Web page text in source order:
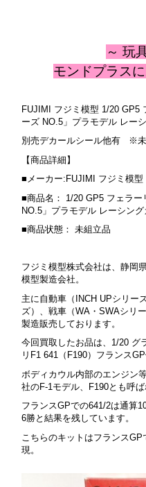
～ 玩
モンドプラス
FUJIMI フジミ模型 1/20 GP5
ーズ NO.5」プラモデル レー
別売デカールシール他有
※未
【商品詳細】
■メーカー:FUJIMI フジミ模型
■商品名： 1/20 GP5 フェラ
NO.5」プラモデル レーシング
■商品状態： 未組立品
フジミ模型株式会社は、静岡
模型製造会社。
主に自動車（INCH UPシリー
ズ）、戦車（WA・SWAシリ
製造販売しております。
今回買取したお品は、1/20 グ
リF1 641（F190）フランスGP
ボディカウル内部のエンジン
社のF-1モデル、F190とも呼ば
フランスGPでの641/2は通算
6勝と結果を残しています。
こちらのキットはフランス
現。